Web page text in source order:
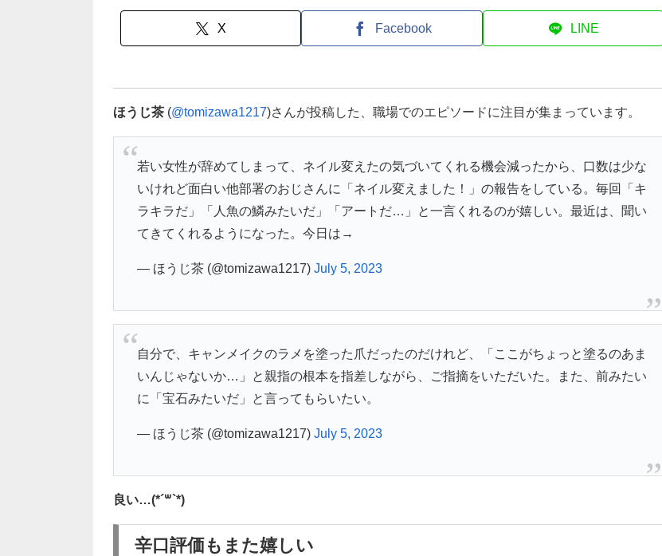
X Facebook LINE
ほうじ茶 (@tomizawa1217)さんが投稿した、職場でのエピソードに注目が集まっています。
若い女性が辞めてしまって、ネイル変えたの気づいてくれる機会減ったから、口数は少な
いけれど面白い他部署のおじさんに「ネイル変えました！」の報告をしている。毎回「キ
ラキラだ」「人魚の鱗みたいだ」「アートだ…」と一言くれるのが嬉しい。最近は、聞い
てきてくれるようになった。今日は→
— ほうじ茶 (@tomizawa1217) July 5, 2023
自分で、キャンメイクのラメを塗った爪だったのだけれど、「ここがちょっと塗るのあま
いんじゃないか…」と親指の根本を指差しながら、ご指摘をいただいた。また、前みたい
に「宝石みたいだ」と言ってもらいたい。
— ほうじ茶 (@tomizawa1217) July 5, 2023
良い…(*´꒳`*)
辛口評価もまた嬉しい